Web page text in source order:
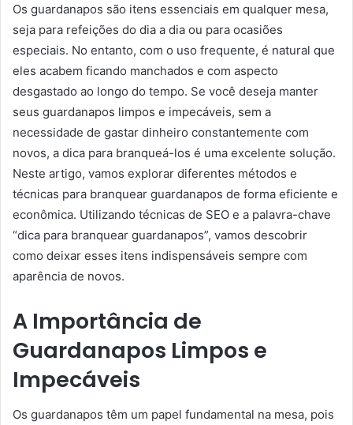
Os guardanapos são itens essenciais em qualquer mesa,
seja para refeições do dia a dia ou para ocasiões
especiais. No entanto, com o uso frequente, é natural que
eles acabem ficando manchados e com aspecto
desgastado ao longo do tempo. Se você deseja manter
seus guardanapos limpos e impecáveis, sem a
necessidade de gastar dinheiro constantemente com
novos, a dica para branqueá-los é uma excelente solução.
Neste artigo, vamos explorar diferentes métodos e
técnicas para branquear guardanapos de forma eficiente e
econômica. Utilizando técnicas de SEO e a palavra-chave
“dica para branquear guardanapos”, vamos descobrir
como deixar esses itens indispensáveis sempre com
aparência de novos.
A Importância de
Guardanapos Limpos e
Impecáveis
Os guardanapos têm um papel fundamental na mesa, pois